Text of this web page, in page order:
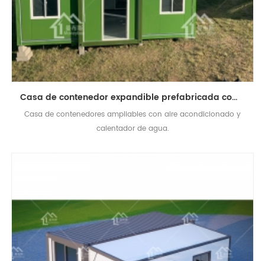
Casa de contenedor expandible prefabricada completamente amueblada con aire acondicionado
Casa de contenedores ampliables con aire acondicionado y
calentador de agua.